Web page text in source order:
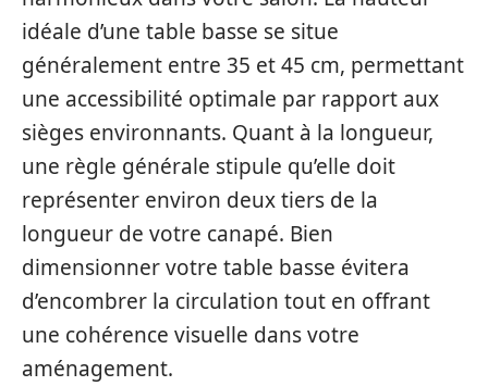
idéale d’une table basse se situe
généralement entre 35 et 45 cm, permettant
une accessibilité optimale par rapport aux
sièges environnants. Quant à la longueur,
une règle générale stipule qu’elle doit
représenter environ deux tiers de la
longueur de votre canapé. Bien
dimensionner votre table basse évitera
d’encombrer la circulation tout en offrant
une cohérence visuelle dans votre
aménagement.